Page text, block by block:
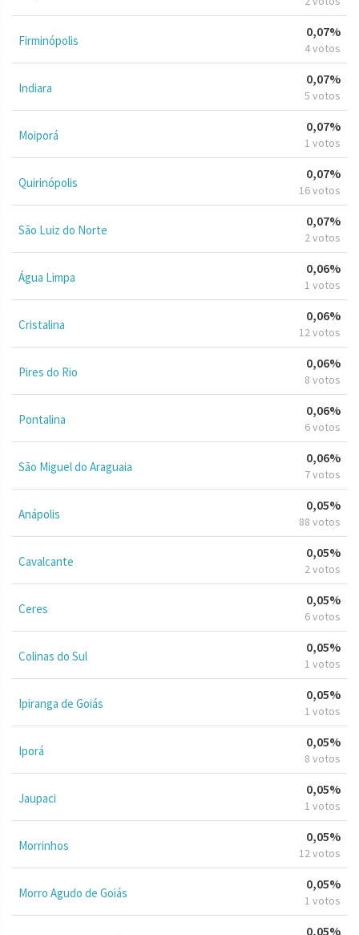
Firminópolis
0,07%
4 votos
Indiara
0,07%
5 votos
Moiporá
0,07%
1 votos
Quirinópolis
0,07%
16 votos
São Luiz do Norte
0,07%
2 votos
Água Limpa
0,06%
1 votos
Cristalina
0,06%
12 votos
Pires do Rio
0,06%
8 votos
Pontalina
0,06%
6 votos
São Miguel do Araguaia
0,06%
7 votos
Anápolis
0,05%
88 votos
Cavalcante
0,05%
2 votos
Ceres
0,05%
6 votos
Colinas do Sul
0,05%
1 votos
Ipiranga de Goiás
0,05%
1 votos
Iporá
0,05%
8 votos
Jaupaci
0,05%
1 votos
Morrinhos
0,05%
12 votos
Morro Agudo de Goiás
0,05%
1 votos
0,05%